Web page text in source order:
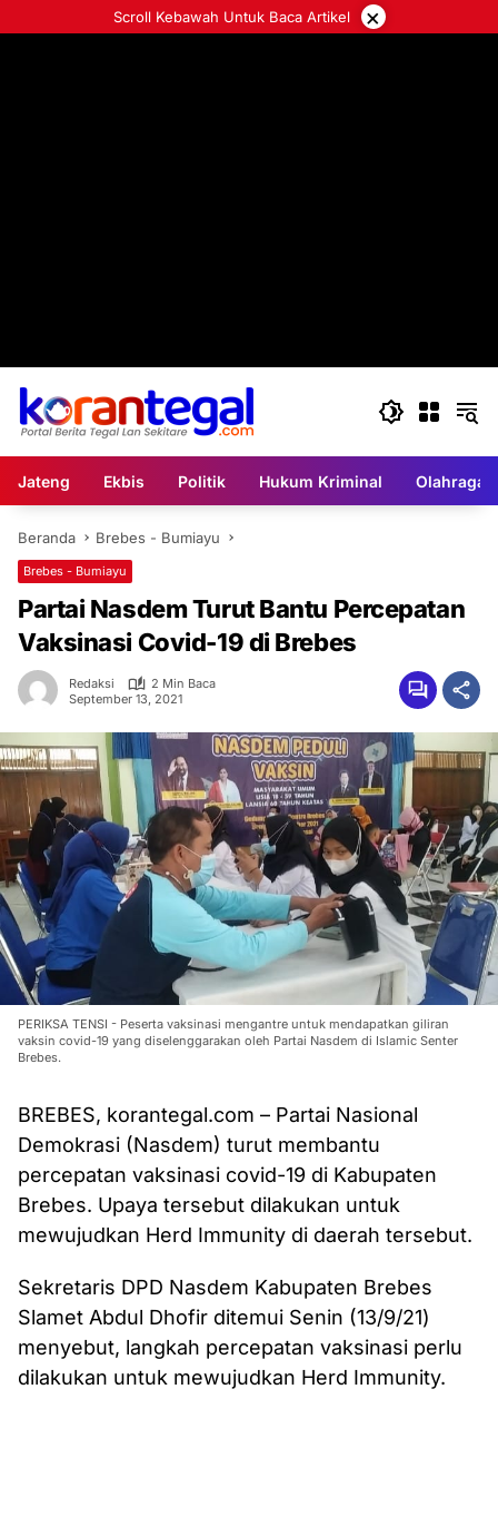
ke
Scroll Kebawah Untuk Baca Artikel ×
Jateng Ekbis Politik Hukum Kriminal Olahraga
Beranda Brebes - Bumiayu
Brebes - Bumiayu
Partai Nasdem Turut Bantu Percepatan
Vaksinasi Covid-19 di Brebes
Redaksi
2 Min Baca
September 13, 2021
PERIKSA TENSI - Peserta vaksinasi mengantre untuk mendapatkan giliran
vaksin covid-19 yang diselenggarakan oleh Partai Nasdem di Islamic Senter
Brebes.
BREBES, korantegal.com – Partai Nasional
Demokrasi (Nasdem) turut membantu
percepatan vaksinasi covid-19 di Kabupaten
Brebes. Upaya tersebut dilakukan untuk
mewujudkan Herd Immunity di daerah tersebut.
Sekretaris DPD Nasdem Kabupaten Brebes
Slamet Abdul Dhofir ditemui Senin (13/9/21)
menyebut, langkah percepatan vaksinasi perlu
dilakukan untuk mewujudkan Herd Immunity.